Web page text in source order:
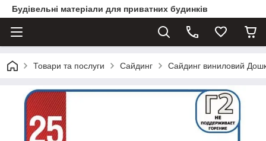
Будівельні матеріали для приватних будинків
Товари та послуги Сайдинг Сайдинг виниловий